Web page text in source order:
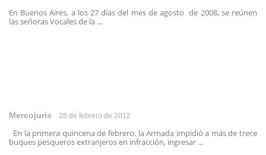
En Buenos Aires, a los 27 días del mes de agosto de 2008, se reúnen
las señoras Vocales de la ...
Mercojuris 28 de febrero de 2012
En la primera quincena de febrero, la Armada impidió a más de trece
buques pesqueros extranjeros en infracción, ingresar ...